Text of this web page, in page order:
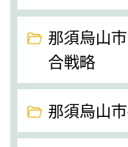
那須烏山
合戦略
那須烏山